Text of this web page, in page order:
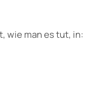
wie man es tut, in: